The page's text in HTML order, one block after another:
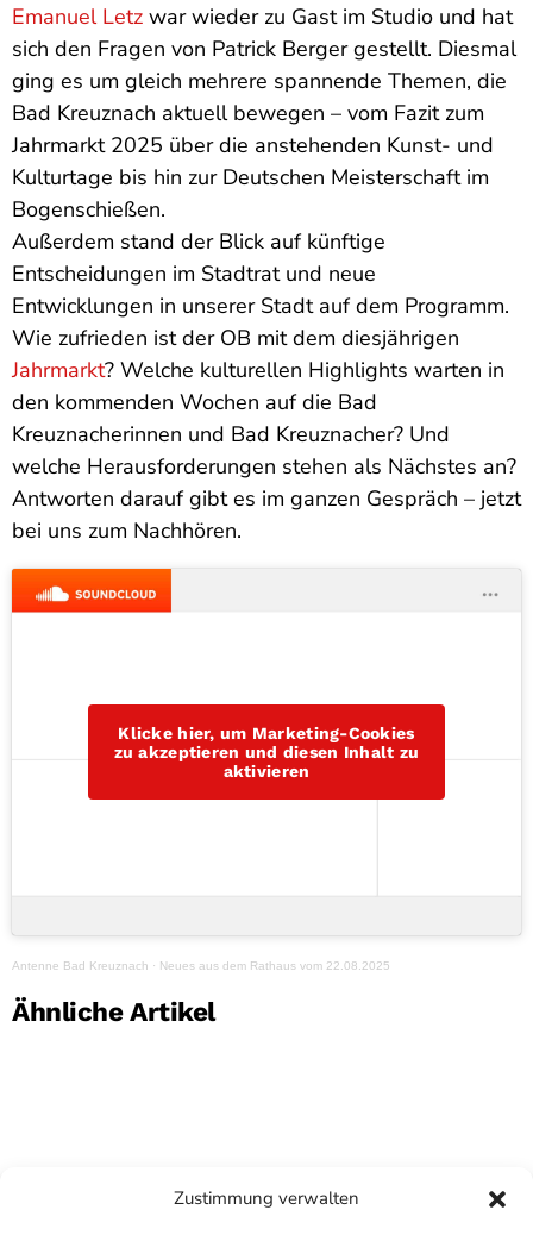
Zustimmung verwalten
Emanuel Letz war wieder zu Gast im Studio und hat
sich den Fragen von Patrick Berger gestellt. Diesmal
ging es um gleich mehrere spannende Themen, die
Bad Kreuznach aktuell bewegen – vom Fazit zum
Jahrmarkt 2025 über die anstehenden Kunst- und
Kulturtage bis hin zur Deutschen Meisterschaft im
Bogenschießen.
Außerdem stand der Blick auf künftige
Entscheidungen im Stadtrat und neue
Entwicklungen in unserer Stadt auf dem Programm.
Wie zufrieden ist der OB mit dem diesjährigen
Jahrmarkt? Welche kulturellen Highlights warten in
den kommenden Wochen auf die Bad
Kreuznacherinnen und Bad Kreuznacher? Und
welche Herausforderungen stehen als Nächstes an?
Antworten darauf gibt es im ganzen Gespräch – jetzt
bei uns zum Nachhören.
Klicke hier, um Marketing-Cookies
zu akzeptieren und diesen Inhalt zu
aktivieren
Antenne Bad Kreuznach · Neues aus dem Rathaus vom 22.08.2025
Ähnliche Artikel